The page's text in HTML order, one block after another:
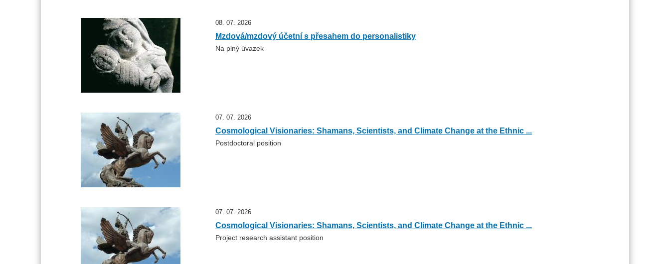
08. 07. 2026
Mzdová/mzdový účetní s přesahem do personalistiky
Na plný úvazek
07. 07. 2026
Cosmological Visionaries: Shamans, Scientists, and Climate Change at the Ethnic ...
Postdoctoral position
07. 07. 2026
Cosmological Visionaries: Shamans, Scientists, and Climate Change at the Ethnic ...
Project research assistant position